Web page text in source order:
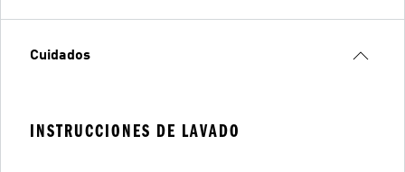
Cuidados
INSTRUCCIONES DE LAVADO